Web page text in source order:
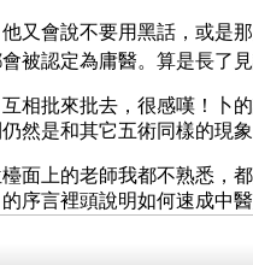
又會說不要用黑話，或
被認定為庸醫。算是長了
相批來批去，很感嘆！
然是和其它五術同樣的現
面上的老師我都不熟悉
序言裡頭說明如何速成中